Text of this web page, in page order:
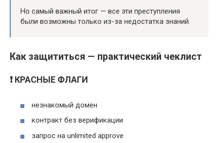
Но самый важный итог — все эти преступления
были возможны только из-за недостатка знаний.
Как защититься — практический чеклист
❗ КРАСНЫЕ ФЛАГИ
незнакомый домен
контракт без верификации
запрос на unlimited approve